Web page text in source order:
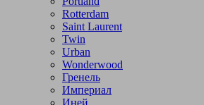
Rotterdam
Saint Laurent
Twin
Urban
Wonderwood
Гренель
Империал
Иней